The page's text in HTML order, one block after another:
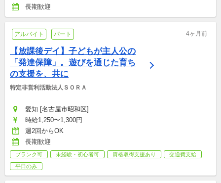
長期歓迎
アルバイト パート 4ヶ月前
【放課後デイ】子どもが主人公の
「発達保障」。遊びを通じた育ち
の支援を、共に
特定非営利活動法人ＳＯＲＡ
愛知 [名古屋市昭和区]
時給1,250〜1,300円
週2回からOK
長期歓迎
ブランク可 未経験・初心者可 資格取得支援あり
交通費支給
平日のみ